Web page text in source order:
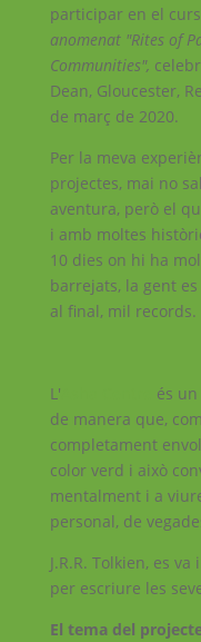
participar en el
anomenat "Rites of
Communities",
Dean, Gloucester,
de març de 2020.
Per la meva
projectes, mai no
aventura, però el
i amb moltes
10 dies on hi ha
barrejats, la gent
al final, mil records.
L'
és
de manera que,
completament
color verd i això
mentalment i a
personal, de
J.R.R. Tolkien, es
per escriure les
El tema del